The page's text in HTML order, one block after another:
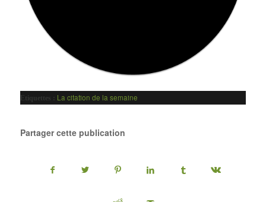
Etiquettes : La citation de la semaine
Partager cette publication